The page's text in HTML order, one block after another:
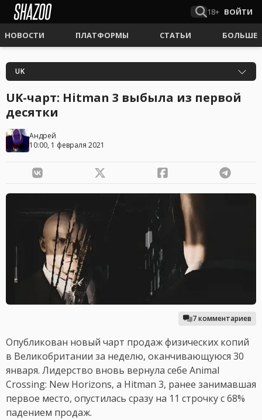
18+ ВОЙТИ
НОВОСТИ ПЛАТФОРМЫ СТАТЬИ БОЛЬШЕ
UK
UK-чарт: Hitman 3 выбыла из первой
десятки
Андрей
10:00, 1 февраля 2021
7 комментариев
Опубликован новый чарт продаж физических копий
в Великобритании за неделю, оканчивающуюся 30
января. Лидерство вновь вернула себе Animal
Crossing: New Horizons, а Hitman 3, ранее занимавшая
первое место, опустилась сразу на 11 строчку с 68%
падением продаж.